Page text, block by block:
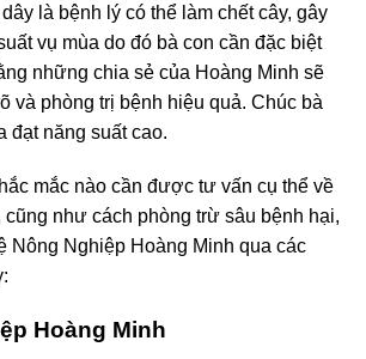
là bệnh lý có thể làm chết cây, gây
vụ mùa do đó bà con cần đặc biệt
những chia sẻ của Hoàng Minh sẽ
và phòng trị bệnh hiệu quả. Chúc bà
đạt năng suất cao.
mắc nào cần được tư vấn cụ thể về
cũng như cách phòng trừ sâu bệnh hại,
Nông Nghiệp Hoàng Minh qua các
Hoàng Minh